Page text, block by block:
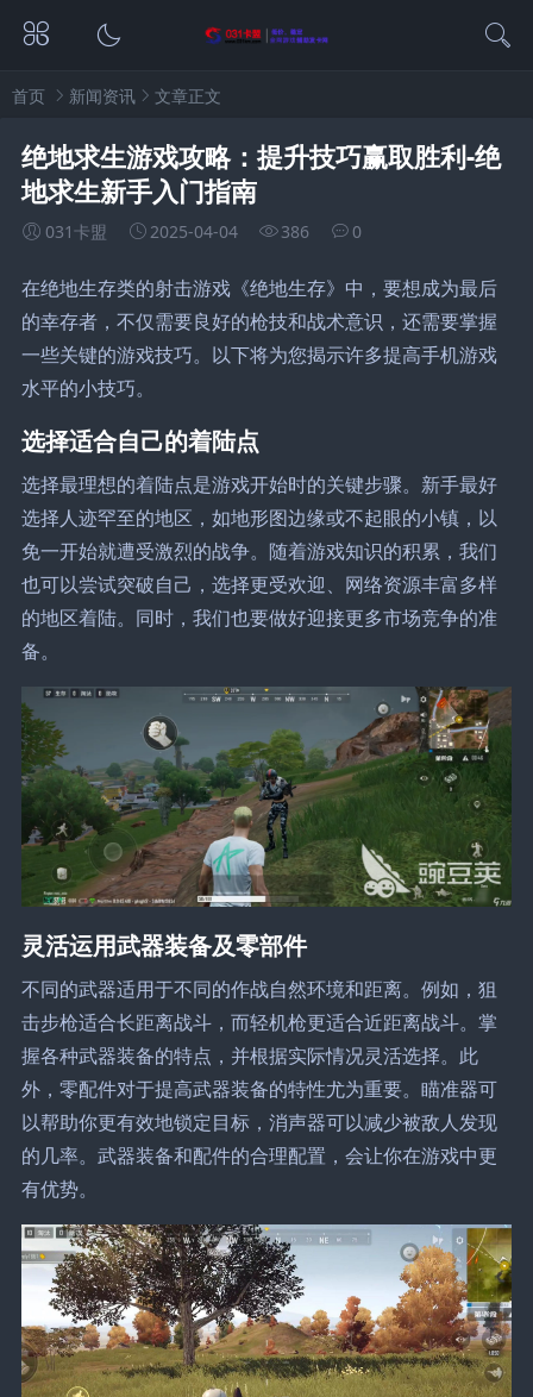
首页 新闻资讯 文章正文
绝地求生游戏攻略：提升技巧赢取胜利-绝
地求生新手入门指南
031卡盟 2025-04-04 386 0
在绝地生存类的射击游戏《绝地生存》中，要想成为最后
的幸存者，不仅需要良好的枪技和战术意识，还需要掌握
一些关键的游戏技巧。以下将为您揭示许多提高手机游戏
水平的小技巧。
选择适合自己的着陆点
选择最理想的着陆点是游戏开始时的关键步骤。新手最好
选择人迹罕至的地区，如地形图边缘或不起眼的小镇，以
免一开始就遭受激烈的战争。随着游戏知识的积累，我们
也可以尝试突破自己，选择更受欢迎、网络资源丰富多样
的地区着陆。同时，我们也要做好迎接更多市场竞争的准
备。
灵活运用武器装备及零部件
不同的武器适用于不同的作战自然环境和距离。例如，狙
击步枪适合长距离战斗，而轻机枪更适合近距离战斗。掌
握各种武器装备的特点，并根据实际情况灵活选择。此
外，零配件对于提高武器装备的特性尤为重要。瞄准器可
以帮助你更有效地锁定目标，消声器可以减少被敌人发现
的几率。武器装备和配件的合理配置，会让你在游戏中更
有优势。